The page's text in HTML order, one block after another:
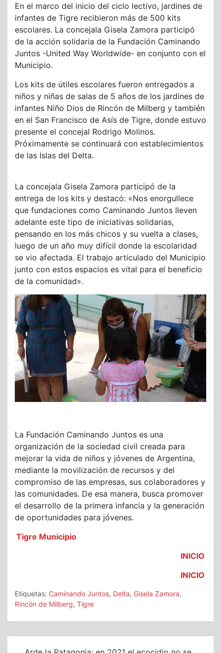
En el marco del inicio del ciclo lectivo, jardines de
infantes de Tigre recibieron más de 500 kits
escolares. La concejala Gisela Zamora participó
de la acción solidaria de la Fundación Caminando
Juntos -United Way Worldwide- en conjunto con el
Municipio.
Los kits de útiles escolares fueron entregados a
niños y niñas de salas de 5 años de los jardines de
infantes Niño Dios de Rincón de Milberg y también
en el San Francisco de Asís de Tigre, donde estuvo
presente el concejal Rodrigo Molinos.
Próximamente se continuará con establecimientos
de las Islas del Delta.
La concejala Gisela Zamora participó de la
entrega de los kits y destacó: «Nos enorgullece
que fundaciones como Caminando Juntos lleven
adelante este tipo de iniciativas solidarias,
pensando en los más chicos y su vuelta a clases,
luego de un año muy difícil donde la escolaridad
se vio afectada. El trabajo articulado del Municipio
junto con estos espacios es vital para el beneficio
de la comunidad».
La Fundación Caminando Juntos es una
organización de la sociedad civil creada para
mejorar la vida de niños y jóvenes de Argentina,
mediante la movilización de recursos y del
compromiso de las empresas, sus colaboradores y
las comunidades. De esa manera, busca promover
el desarrollo de la primera infancia y la generación
de oportunidades para jóvenes.
Tigre Municipio
INICIO
INICIO
Etiquetas: Caminando Juntos, Delta, Gisela Zamora,
Rincón de Milberg, Tigre
Navegación